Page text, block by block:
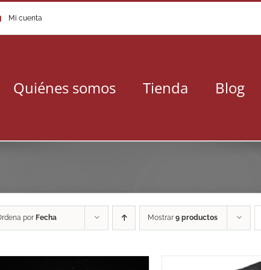
Mi cuenta
Quiénes somos Tienda Blog
por Fecha Mostrar 9 productos